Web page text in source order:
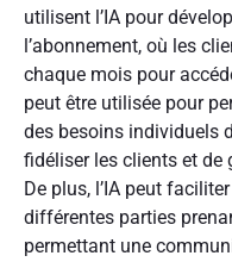
utilisent l’IA pour
l’abonnement, où les
chaque mois pour
peut être utilisée pour
des besoins individuels
fidéliser les clients et de
De plus, l’IA peut
différentes parties
permettant une